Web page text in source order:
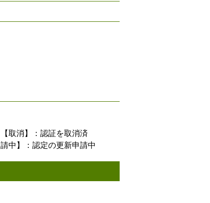
取消】：認証を取消済
中】：認定の更新申請中